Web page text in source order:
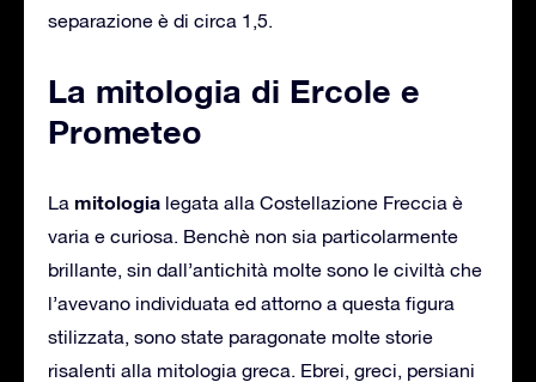
separazione è di circa 1,5.
La mitologia di Ercole e
Prometeo
La mitologia legata alla Costellazione Freccia è
varia e curiosa. Benchè non sia particolarmente
brillante, sin dall’antichità molte sono le civiltà che
l’avevano individuata ed attorno a questa figura
stilizzata, sono state paragonate molte storie
risalenti alla mitologia greca. Ebrei, greci, persiani